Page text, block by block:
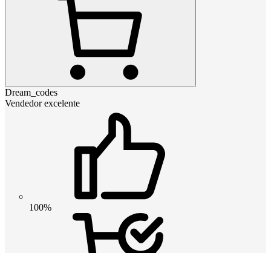
Dream_codes
Vendedor excelente
100%